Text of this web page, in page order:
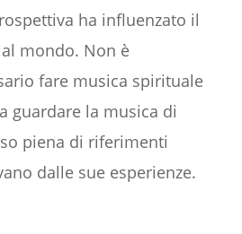
ha influenzato il
mondo. Non è
fare musica spirituale
guardare la musica di
piena di riferimenti
dalle sue esperienze.